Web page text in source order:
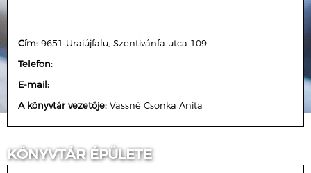
Cím: 9651 Uraiújfalu, Szentivánfa utca 109.
Telefon:
E-mail:
A könyvtár vezetője: Vassné Csonka Anita
KÖNYVTÁR ÉPÜLETE